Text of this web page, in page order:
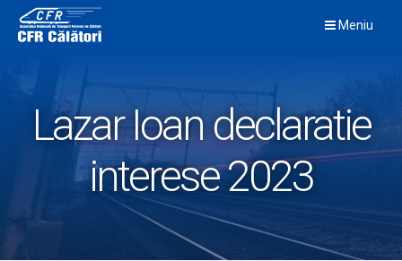
content
Meniu
Lazar Ioan declaratie
interese 2023